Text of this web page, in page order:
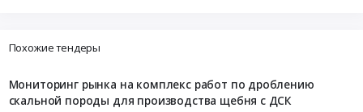
Похожие тендеры
Мониторинг рынка на комплекс работ по дроблению
скальной породы для производства щебня с ДСК